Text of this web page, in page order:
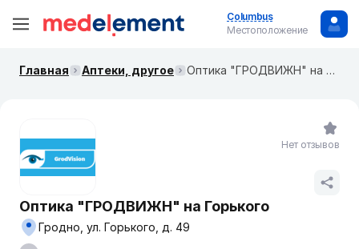
Columbus
Местоположение
Главная Аптеки, другое Оптика "ГРОДВИЖН" на Горького
Оптика "ГРОДВИЖН" на Горького
Гродно, ул. Горького, д. 49
Нет отзывов